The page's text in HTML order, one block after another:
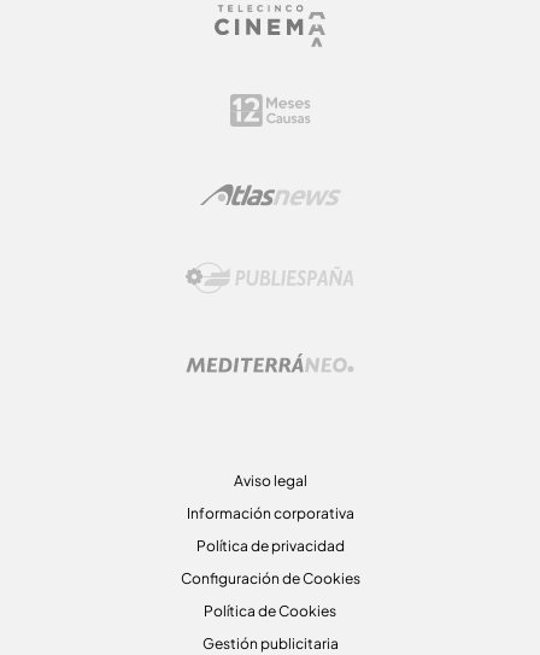
Aviso legal
Información corporativa
Política de privacidad
Configuración de Cookies
Política de Cookies
Gestión publicitaria